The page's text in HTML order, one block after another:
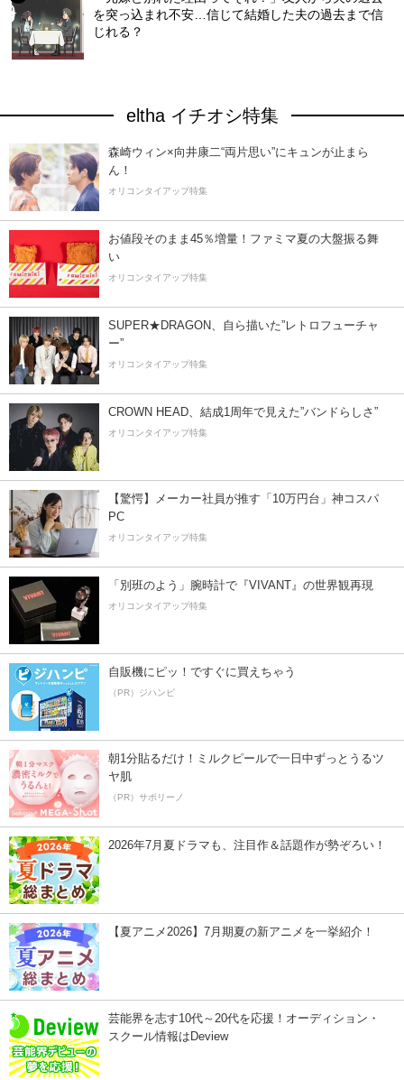
を突っ込まれ不安…信じて結婚した夫の過去まで信
じれる？
eltha イチオシ特集
森崎ウィン×向井康二“両片思い”にキュンが止まら
ん！
オリコンタイアップ特集
お値段そのまま45％増量！ファミマ夏の大盤振る舞
い
オリコンタイアップ特集
SUPER★DRAGON、自ら描いた”レトロフューチャ
ー”
オリコンタイアップ特集
CROWN HEAD、結成1周年で見えた”バンドらしさ”
オリコンタイアップ特集
【驚愕】メーカー社員が推す「10万円台」神コスパ
PC
オリコンタイアップ特集
「別班のよう」腕時計で『VIVANT』の世界観再現
オリコンタイアップ特集
自販機にピッ！ですぐに買えちゃう
（PR）ジハンピ
朝1分貼るだけ！ミルクピールで一日中ずっとうるツ
ヤ肌
（PR）サボリーノ
2026年7月夏ドラマも、注目作＆話題作が勢ぞろい！
【夏アニメ2026】7月期夏の新アニメを一挙紹介！
芸能界を志す10代～20代を応援！オーディション・
スクール情報はDeview